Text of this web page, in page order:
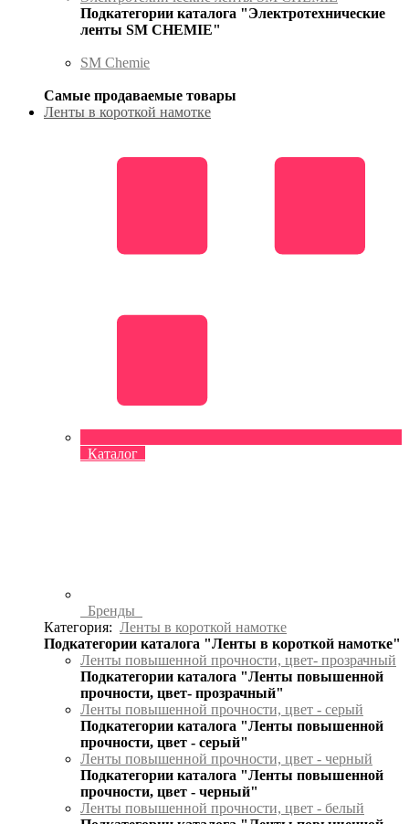
Подкатегории каталога "Электротехнические
ленты SM CHEMIE"
SM Chemie
Самые продаваемые товары
Ленты в короткой намотке
Каталог
Бренды
Категория: Ленты в короткой намотке
Подкатегории каталога "Ленты в короткой намотке"
Ленты повышенной прочности, цвет- прозрачный
Подкатегории каталога "Ленты повышенной
прочности, цвет- прозрачный"
Ленты повышенной прочности, цвет - серый
Подкатегории каталога "Ленты повышенной
прочности, цвет - серый"
Ленты повышенной прочности, цвет - черный
Подкатегории каталога "Ленты повышенной
прочности, цвет - черный"
Ленты повышенной прочности, цвет - белый